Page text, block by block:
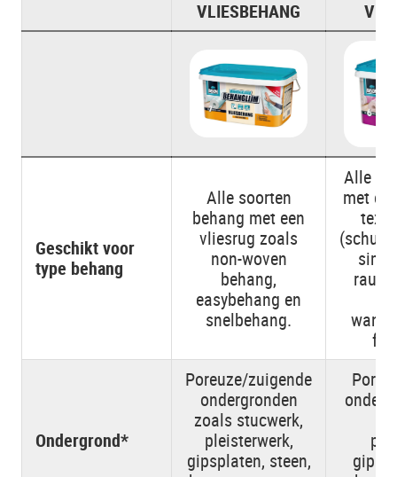
VLIESBEHANG
Geschikt voor
type behang
Alle soorten
behang met een
vliesrug zoals
non-woven
behang,
easybehang en
snelbehang.
Alle
met
Ondergrond*
Poreuze/zuigende
ondergronden
zoals stucwerk,
pleisterwerk,
gipsplaten, steen,